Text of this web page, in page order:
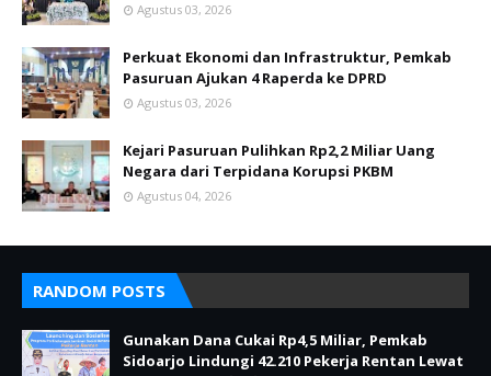
Agustus 03, 2026
Perkuat Ekonomi dan Infrastruktur, Pemkab
Pasuruan Ajukan 4 Raperda ke DPRD
Agustus 03, 2026
Kejari Pasuruan Pulihkan Rp2,2 Miliar Uang
Negara dari Terpidana Korupsi PKBM
Agustus 04, 2026
RANDOM POSTS
Gunakan Dana Cukai Rp4,5 Miliar, Pemkab
Sidoarjo Lindungi 42.210 Pekerja Rentan Lewat